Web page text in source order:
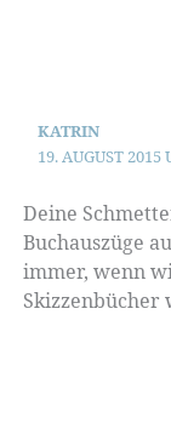
KATRIN
19. AUGUST 2015
Deine
Buchauszüge
immer, wenn